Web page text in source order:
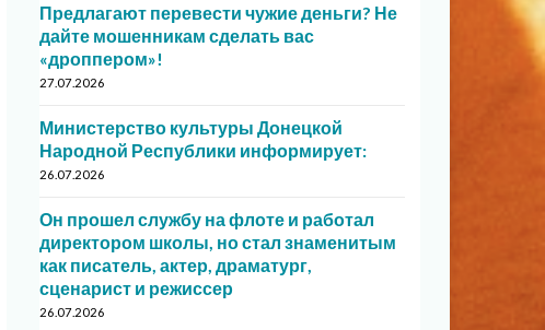
Предлагают перевести чужие деньги? Не
дайте мошенникам сделать вас
«дроппером»!
27.07.2026
Министерство культуры Донецкой
Народной Республики информирует:
26.07.2026
Он прошел службу на флоте и работал
директором школы, но стал знаменитым
как писатель, актер, драматург,
сценарист и режиссер
26.07.2026